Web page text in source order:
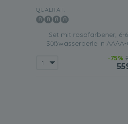
QUALITÄT:
Set mit rosafarbener, 6-
Süßwasserperle in
-75%